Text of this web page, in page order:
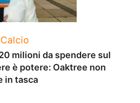
Categorie
Calcio
milioni da spendere sul
è potere: Oaktree non
in tasca